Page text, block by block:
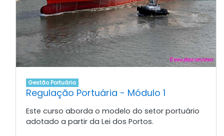
Gestão Portuária
Regulação Portuária - Módulo 1
Este curso aborda o modelo do setor portuário
adotado a partir da Lei dos Portos.